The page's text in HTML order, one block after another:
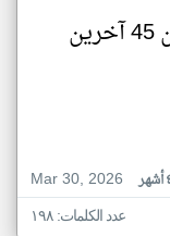
مقتل 9 مهاجرين وفقدان 45 آخرين
Mar 30, 2026
عدد الكلمات: ١٩٨